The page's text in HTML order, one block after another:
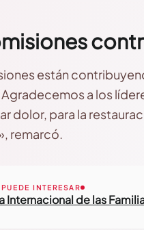
están
a los
dolor, para la
remarcó.
PUEDE INTERESAR
Internacional de las